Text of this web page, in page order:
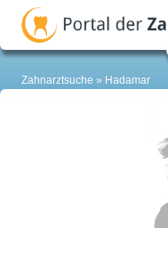
Zahnarztsuche Hadamar